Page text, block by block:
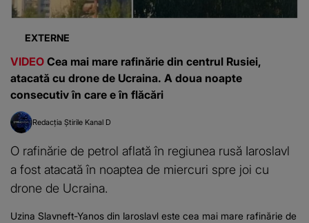
EXTERNE
VIDEO Cea mai mare rafinărie din centrul Rusiei,
atacată cu drone de Ucraina. A doua noapte
consecutiv în care e în flăcări
Redacția Știrile Kanal D
O rafinărie de petrol aflată în regiunea rusă Iaroslavl
a fost atacată în noaptea de miercuri spre joi cu
drone de Ucraina.
Uzina Slavneft-Yanos din Iaroslavl este cea mai mare rafinărie de